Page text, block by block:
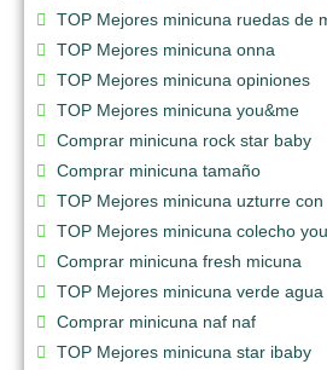
TOP Mejores minicuna ruedas de
TOP Mejores minicuna onna
TOP Mejores minicuna opiniones
TOP Mejores minicuna you&me
Comprar minicuna rock star baby
Comprar minicuna tamaño
TOP Mejores minicuna uzturre
TOP Mejores minicuna colecho
Comprar minicuna fresh micuna
TOP Mejores minicuna verde agua
Comprar minicuna naf naf
TOP Mejores minicuna star ibaby